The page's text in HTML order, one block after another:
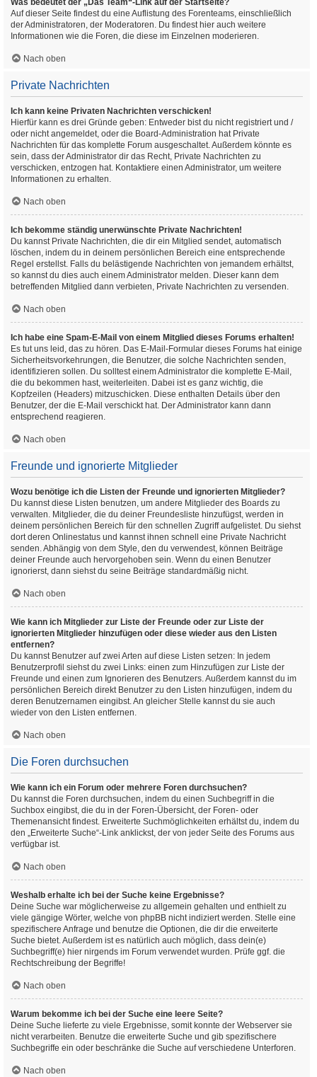
Was bedeutet der „Das Team“-Link auf der Startseite?
Auf dieser Seite findest du eine Auflistung des Forenteams, einschließlich
der Administratoren, der Moderatoren. Du findest hier auch weitere
Informationen wie die Foren, die diese im Einzelnen moderieren.
Nach oben
Private Nachrichten
Ich kann keine Privaten Nachrichten verschicken!
Hierfür kann es drei Gründe geben: Entweder bist du nicht registriert und /
oder nicht angemeldet, oder die Board-Administration hat Private
Nachrichten für das komplette Forum ausgeschaltet. Außerdem könnte es
sein, dass der Administrator dir das Recht, Private Nachrichten zu
verschicken, entzogen hat. Kontaktiere einen Administrator, um weitere
Informationen zu erhalten.
Nach oben
Ich bekomme ständig unerwünschte Private Nachrichten!
Du kannst Private Nachrichten, die dir ein Mitglied sendet, automatisch
löschen, indem du in deinem persönlichen Bereich eine entsprechende
Regel erstellst. Falls du belästigende Nachrichten von jemandem erhältst,
so kannst du dies auch einem Administrator melden. Dieser kann dem
betreffenden Mitglied dann verbieten, Private Nachrichten zu versenden.
Nach oben
Ich habe eine Spam-E-Mail von einem Mitglied dieses Forums erhalten!
Es tut uns leid, das zu hören. Das E-Mail-Formular dieses Forums hat einige
Sicherheitsvorkehrungen, die Benutzer, die solche Nachrichten senden,
identifizieren sollen. Du solltest einem Administrator die komplette E-Mail,
die du bekommen hast, weiterleiten. Dabei ist es ganz wichtig, die
Kopfzeilen (Headers) mitzuschicken. Diese enthalten Details über den
Benutzer, der die E-Mail verschickt hat. Der Administrator kann dann
entsprechend reagieren.
Nach oben
Freunde und ignorierte Mitglieder
Wozu benötige ich die Listen der Freunde und ignorierten Mitglieder?
Du kannst diese Listen benutzen, um andere Mitglieder des Boards zu
verwalten. Mitglieder, die du deiner Freundesliste hinzufügst, werden in
deinem persönlichen Bereich für den schnellen Zugriff aufgelistet. Du siehst
dort deren Onlinestatus und kannst ihnen schnell eine Private Nachricht
senden. Abhängig von dem Style, den du verwendest, können Beiträge
deiner Freunde auch hervorgehoben sein. Wenn du einen Benutzer
ignorierst, dann siehst du seine Beiträge standardmäßig nicht.
Nach oben
Wie kann ich Mitglieder zur Liste der Freunde oder zur Liste der
ignorierten Mitglieder hinzufügen oder diese wieder aus den Listen
entfernen?
Du kannst Benutzer auf zwei Arten auf diese Listen setzen: In jedem
Benutzerprofil siehst du zwei Links: einen zum Hinzufügen zur Liste der
Freunde und einen zum Ignorieren des Benutzers. Außerdem kannst du im
persönlichen Bereich direkt Benutzer zu den Listen hinzufügen, indem du
deren Benutzernamen eingibst. An gleicher Stelle kannst du sie auch
wieder von den Listen entfernen.
Nach oben
Die Foren durchsuchen
Wie kann ich ein Forum oder mehrere Foren durchsuchen?
Du kannst die Foren durchsuchen, indem du einen Suchbegriff in die
Suchbox eingibst, die du in der Foren-Übersicht, der Foren- oder
Themenansicht findest. Erweiterte Suchmöglichkeiten erhältst du, indem du
den „Erweiterte Suche“-Link anklickst, der von jeder Seite des Forums aus
verfügbar ist.
Nach oben
Weshalb erhalte ich bei der Suche keine Ergebnisse?
Deine Suche war möglicherweise zu allgemein gehalten und enthielt zu
viele gängige Wörter, welche von phpBB nicht indiziert werden. Stelle eine
spezifischere Anfrage und benutze die Optionen, die dir die erweiterte
Suche bietet. Außerdem ist es natürlich auch möglich, dass dein(e)
Suchbegriff(e) hier nirgends im Forum verwendet wurden. Prüfe ggf. die
Rechtschreibung der Begriffe!
Nach oben
Warum bekomme ich bei der Suche eine leere Seite?
Deine Suche lieferte zu viele Ergebnisse, somit konnte der Webserver sie
nicht verarbeiten. Benutze die erweiterte Suche und gib spezifischere
Suchbegriffe ein oder beschränke die Suche auf verschiedene Unterforen.
Nach oben